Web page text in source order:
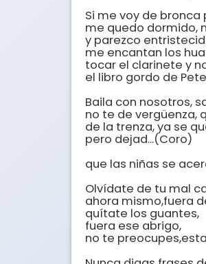
Si me voy de bronca
me quedo dormido,
y parezco
me encantan los
tocar el clarinete y
el libro gordo de
Baila con nosotros,
no te de vergüenza,
de la trenza, ya se
pero dejad...(Coro)
que las niñas se
Olvídate de tu mal
ahora mismo,fuera
quítate los guantes,
fuera ese abrigo,
no te